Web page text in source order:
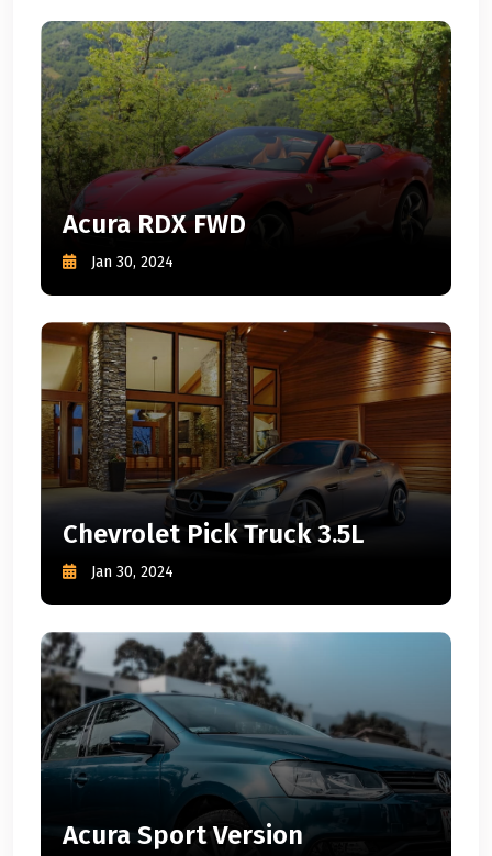
Acura RDX FWD
Jan 30, 2024
Chevrolet Pick Truck 3.5L
Jan 30, 2024
Acura Sport Version